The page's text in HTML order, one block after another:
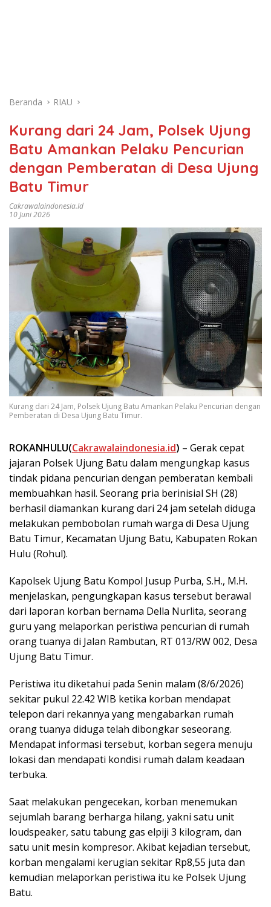
Beranda RIAU
Kurang dari 24 Jam, Polsek Ujung
Batu Amankan Pelaku Pencurian
dengan Pemberatan di Desa Ujung
Batu Timur
Cakrawalaindonesia.id
10 Juni 2026
Kurang dari 24 Jam, Polsek Ujung Batu Amankan Pelaku Pencurian dengan
Pemberatan di Desa Ujung Batu Timur.
ROKANHULU(Cakrawalaindonesia.id) – Gerak cepat
jajaran Polsek Ujung Batu dalam mengungkap kasus
tindak pidana pencurian dengan pemberatan kembali
membuahkan hasil. Seorang pria berinisial SH (28)
berhasil diamankan kurang dari 24 jam setelah diduga
melakukan pembobolan rumah warga di Desa Ujung
Batu Timur, Kecamatan Ujung Batu, Kabupaten Rokan
Hulu (Rohul).
Kapolsek Ujung Batu Kompol Jusup Purba, S.H., M.H.
menjelaskan, pengungkapan kasus tersebut berawal
dari laporan korban bernama Della Nurlita, seorang
guru yang melaporkan peristiwa pencurian di rumah
orang tuanya di Jalan Rambutan, RT 013/RW 002, Desa
Ujung Batu Timur.
Peristiwa itu diketahui pada Senin malam (8/6/2026)
sekitar pukul 22.42 WIB ketika korban mendapat
telepon dari rekannya yang mengabarkan rumah
orang tuanya diduga telah dibongkar seseorang.
Mendapat informasi tersebut, korban segera menuju
lokasi dan mendapati kondisi rumah dalam keadaan
terbuka.
Saat melakukan pengecekan, korban menemukan
sejumlah barang berharga hilang, yakni satu unit
loudspeaker, satu tabung gas elpiji 3 kilogram, dan
satu unit mesin kompresor. Akibat kejadian tersebut,
korban mengalami kerugian sekitar Rp8,55 juta dan
kemudian melaporkan peristiwa itu ke Polsek Ujung
Batu.